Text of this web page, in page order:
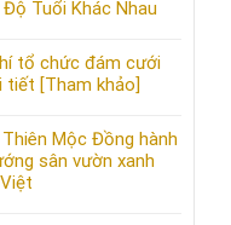
Tuổi Khác Nhau
tổ chức đám cưới
tiết [Tham khảo]
Mộc Đồng hành
sân vườn xanh